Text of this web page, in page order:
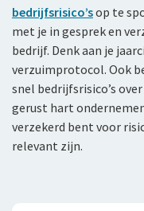
Expat Pakket
Expat Pakket
bedrijfsrisico’sop te
met je in gesprek en
bedrijf. Denk aan je
verzuimprotocol. Ook
snel bedrijfsrisico’s
gerust hart
verzekerd bent voor
relevant zijn.